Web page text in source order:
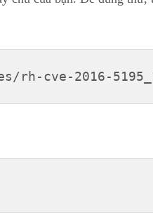
cve-2016-